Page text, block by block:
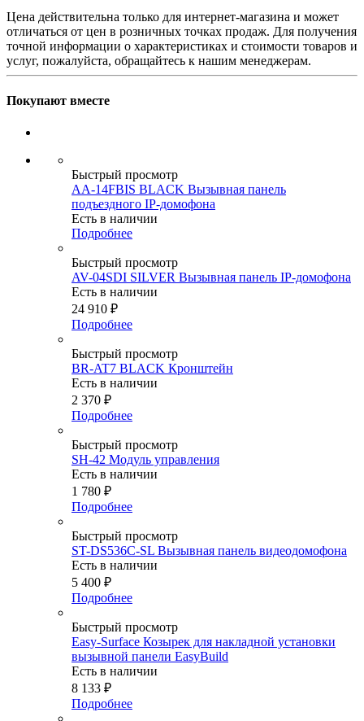
Цена действительна только для интернет-магазина и может
отличаться от цен в розничных точках продаж. Для получения
точной информации о характеристиках и стоимости товаров и
услуг, пожалуйста, обращайтесь к нашим менеджерам.
Покупают вместе
Быстрый просмотр
AA-14FBIS BLACK Вызывная панель
подъездного IP-домофона
Есть в наличии
Подробнее
Быстрый просмотр
AV-04SDI SILVER Вызывная панель IP-домофона
Есть в наличии
24 910 ₽
Подробнее
Быстрый просмотр
BR-AT7 BLACK Кронштейн
Есть в наличии
2 370 ₽
Подробнее
Быстрый просмотр
SH-42 Модуль управления
Есть в наличии
1 780 ₽
Подробнее
Быстрый просмотр
ST-DS536C-SL Вызывная панель видеодомофона
Есть в наличии
5 400 ₽
Подробнее
Быстрый просмотр
Easy-Surface Козырек для накладной установки
вызывной панели EasyBuild
Есть в наличии
8 133 ₽
Подробнее